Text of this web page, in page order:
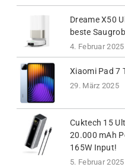
Dreame X50
beste
4. Februar 2025
Xiaomi Pad 7
29. März 2025
Cuktech 15
20.000 mAh
165W Input!
5. Februar 2025